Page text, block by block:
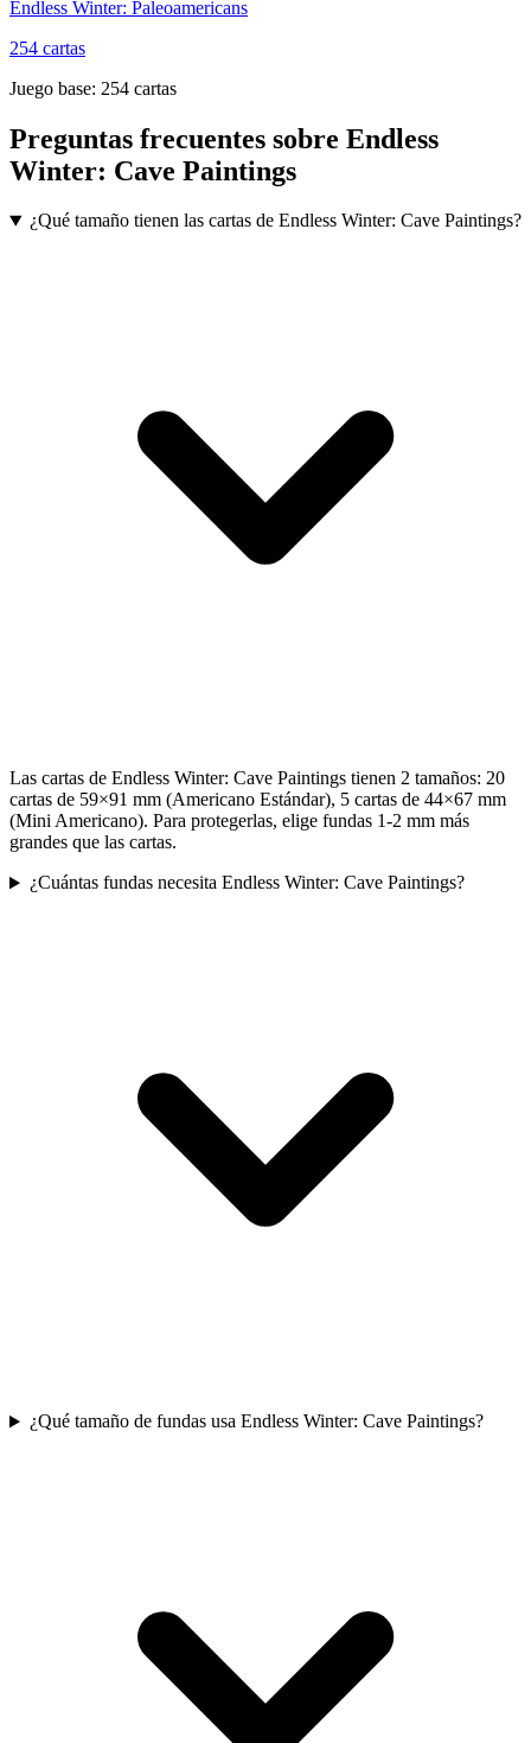
Endless Winter: Paleoamericans
254 cartas
Juego base: 254 cartas
Preguntas frecuentes sobre Endless
Winter: Cave Paintings
¿Qué tamaño tienen las cartas de Endless Winter: Cave Paintings?
Las cartas de Endless Winter: Cave Paintings tienen 2 tamaños: 20
cartas de 59×91 mm (Americano Estándar), 5 cartas de 44×67 mm
(Mini Americano). Para protegerlas, elige fundas 1-2 mm más
grandes que las cartas.
¿Cuántas fundas necesita Endless Winter: Cave Paintings?
¿Qué tamaño de fundas usa Endless Winter: Cave Paintings?